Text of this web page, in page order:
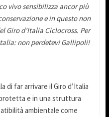
vivo sensibilizza ancor più
e in questo non
Giro d’Italia Ciclocross. Per
non perdetevi Gallipoli!
di far arrivare il Giro d’Italia
e in una struttura
ambientale come